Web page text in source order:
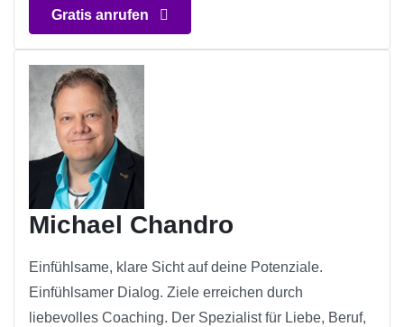
Gratis anrufen
Michael Chandro
Einfühlsame, klare Sicht auf deine Potenziale.
Einfühlsamer Dialog. Ziele erreichen durch
liebevolles Coaching. Der Spezialist für Liebe, Beruf,